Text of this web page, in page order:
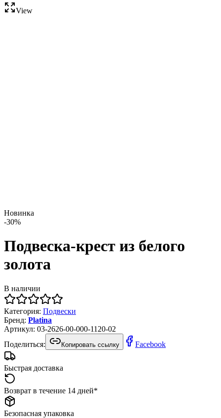
View
Новинка
-30%
Подвеска-крест из белого
золота
В наличии
Категория: Подвески
Бренд: Platina
Артикул: 03-2626-00-000-1120-02
Поделиться:
Копировать ссылку Facebook
Быстрая доставка
Возврат в течение 14 дней*
Безопасная упаковка